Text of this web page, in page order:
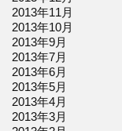
2013年11月
2013年10月
2013年9月
2013年7月
2013年6月
2013年5月
2013年4月
2013年3月